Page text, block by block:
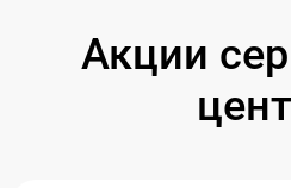
Акции